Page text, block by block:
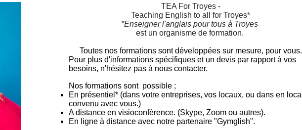
TEA For Troyes -
Teaching English to all for Troyes*
*Enseigner l'anglais pour tous à Troyes
est un organisme de formation.
Toutes nos formations sont développées sur mesure, pour vous.
Pour plus d'informations spécifiques et un devis par rapport à vos
besoins, n'hésitez pas à nous contacter.
Nos formations sont possible ;
En présentiel* (dans votre entreprises, vos locaux, ou dans en local
convenu avec vous.)
A distance en visioconférence. (Skype, Zoom ou autres).
En ligne à distance avec notre partenaire "Gymglish".